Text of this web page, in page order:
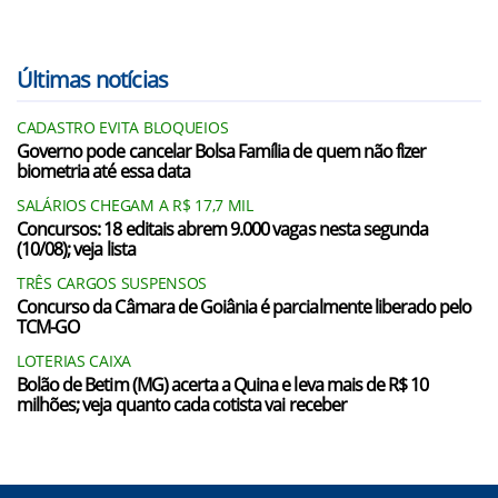
Últimas notícias
CADASTRO EVITA BLOQUEIOS
Governo pode cancelar Bolsa Família de quem não fizer
biometria até essa data
SALÁRIOS CHEGAM A R$ 17,7 MIL
Concursos: 18 editais abrem 9.000 vagas nesta segunda
(10/08); veja lista
TRÊS CARGOS SUSPENSOS
Concurso da Câmara de Goiânia é parcialmente liberado pelo
TCM-GO
LOTERIAS CAIXA
Bolão de Betim (MG) acerta a Quina e leva mais de R$ 10
milhões; veja quanto cada cotista vai receber